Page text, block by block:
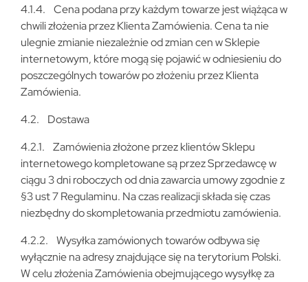
4.1.4. Cena podana przy każdym towarze jest wiążąca w
chwili złożenia przez Klienta Zamówienia. Cena ta nie
ulegnie zmianie niezależnie od zmian cen w Sklepie
internetowym, które mogą się pojawić w odniesieniu do
poszczególnych towarów po złożeniu przez Klienta
Zamówienia.
4.2. Dostawa
4.2.1. Zamówienia złożone przez klientów Sklepu
internetowego kompletowane są przez Sprzedawcę w
ciągu 3 dni roboczych od dnia zawarcia umowy zgodnie z
§3 ust 7 Regulaminu. Na czas realizacji składa się czas
niezbędny do skompletowania przedmiotu zamówienia.
4.2.2. Wysyłka zamówionych towarów odbywa się
wyłącznie na adresy znajdujące się na terytorium Polski.
W celu złożenia Zamówienia obejmującego wysyłkę za